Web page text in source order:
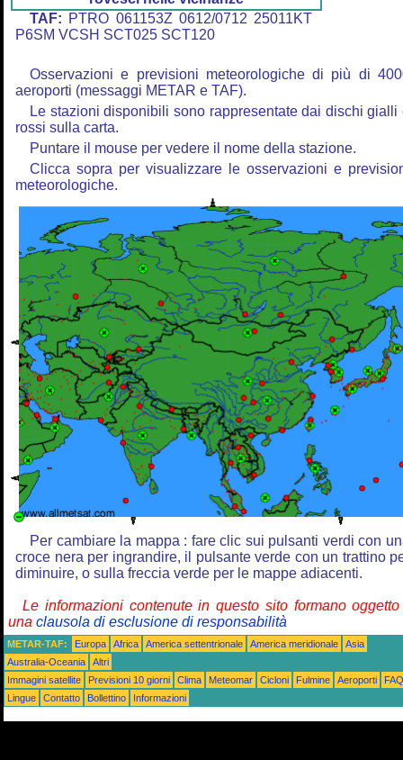
TAF: PTRO 061153Z 0612/0712 25011KT
P6SM VCSH SCT025 SCT120
Osservazioni e previsioni meteorologiche di più di
aeroporti (messaggi METAR e TAF).
Le stazioni disponibili sono rappresentate dai dischi gialli
rossi sulla carta.
Puntare il mouse per vedere il nome della stazione.
Clicca sopra per visualizzare le osservazioni e
meteorologiche.
Per cambiare la mappa : fare clic sui pulsanti verdi con
croce nera per ingrandire, il pulsante verde con un trattino
diminuire, o sulla freccia verde per le mappe adiacenti.
Le informazioni contenute in questo sito formano
una clausola di esclusione di responsabilità
METAR-TAF: Europa Africa America settentrionale America meridionale
Asia
Australia-Oceania
Altri
Immagini satellite
Previsioni 10 giorni Clima Meteomar Cicloni Fulmine Aeroporti
FAQ
Lingue
Contatto Bollettino Informazioni